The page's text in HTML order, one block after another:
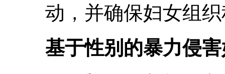
动，并确保妇女组
基于性别的暴力侵